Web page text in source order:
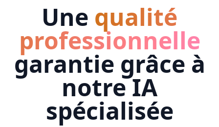
Une qualité
professionnelle
garantie grâce à
notre IA
spécialisée